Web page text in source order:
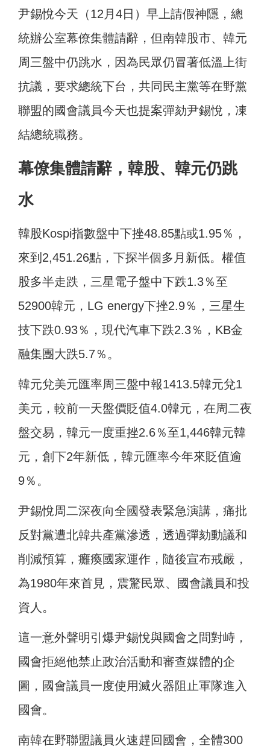
尹錫悅今天（12月4日）早上請假神隱，總
統辦公室幕僚集體請辭，但南韓股市、韓元
周三盤中仍跳水，因為民眾仍冒著低溫上街
抗議，要求總統下台，共同民主黨等在野黨
聯盟的國會議員今天也提案彈劾尹錫悅，凍
結總統職務。
幕僚集體請辭，韓股、韓元仍跳
水
韓股Kospi指數盤中下挫48.85點或1.95％，
來到2,451.26點，下探半個多月新低。權值
股多半走跌，三星電子盤中下跌1.3％至
52900韓元，LG energy下挫2.9％，三星生
技下跌0.93％，現代汽車下跌2.3％，KB金
融集團大跌5.7％。
韓元兌美元匯率周三盤中報1413.5韓元兌1
美元，較前一天盤價貶值4.0韓元，在周二夜
盤交易，韓元一度重挫2.6％至1,446韓元韓
元，創下2年新低，韓元匯率今年來貶值逾
9％。
尹錫悅周二深夜向全國發表緊急演講，痛批
反對黨遭北韓共產黨滲透，透過彈劾動議和
削減預算，癱瘓國家運作，隨後宣布戒嚴，
為1980年來首見，震驚民眾、國會議員和投
資人。
這一意外聲明引爆尹錫悅與國會之間對峙，
國會拒絕他禁止政治活動和審查媒體的企
圖，國會議員一度使用滅火器阻止軍隊進入
國會。
南韓在野聯盟議員火速趕回國會，全體300